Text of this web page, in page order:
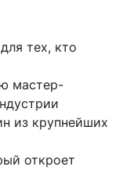
тех, кто
мастер-
из крупнейших
откроет